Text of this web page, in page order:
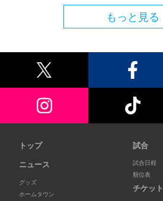
もっと見る
トップ
ニュース
グッズ
ホームタウン
試合
試合日程
順位表
チケット